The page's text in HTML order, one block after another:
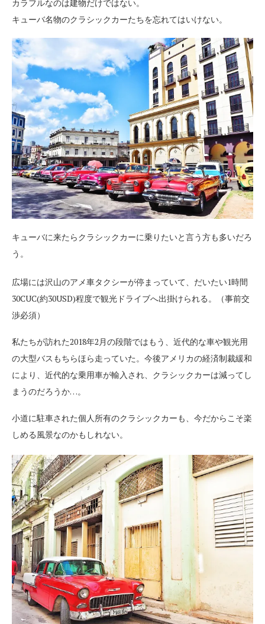
カラフルなのは建物だけではない。
キューバ名物のクラシックカーたちを忘れてはいけない。
キューバに来たらクラシックカーに乗りたいと言う方も多いだろ
う。
広場には沢山のアメ車タクシーが停まっていて、だいたい1時間
30CUC(約30USD)程度で観光ドライブへ出掛けられる。（事前交
渉必須）
私たちが訪れた2018年2月の段階ではもう、近代的な車や観光用
の大型バスもちらほら走っていた。今後アメリカの経済制裁緩和
により、近代的な乗用車が輸入され、クラシックカーは減ってし
まうのだろうか…。
小道に駐車された個人所有のクラシックカーも、今だからこそ楽
しめる風景なのかもしれない。